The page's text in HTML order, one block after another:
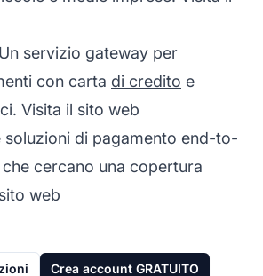
servizio gateway per
con carta di credito e
Visita il sito web
soluzioni di pagamento end-to-
cercano una copertura
web
Crea account GRATUITO